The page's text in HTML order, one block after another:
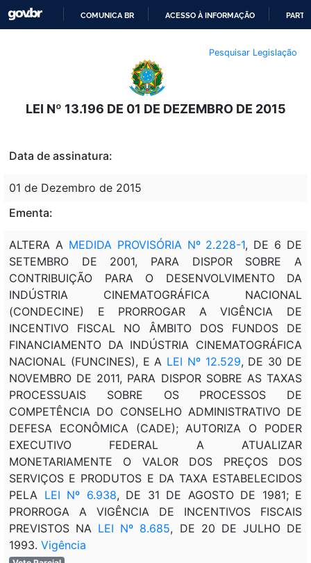
O
CONTEÚDO
COMUNICA BR ACESSO À INFORMAÇÃO
Pesquisar Legislação
LEI Nº 13.196 DE 01 DE DEZEMBRO DE 2015
Data de assinatura:
01 de Dezembro de 2015
Ementa:
ALTERA A MEDIDA PROVISÓRIA Nº 2.228-1, DE 6 DE
SETEMBRO DE 2001, PARA DISPOR SOBRE A
CONTRIBUIÇÃO PARA O DESENVOLVIMENTO DA
INDÚSTRIA CINEMATOGRÁFICA NACIONAL
(CONDECINE) E PRORROGAR A VIGÊNCIA DE
INCENTIVO FISCAL NO ÂMBITO DOS FUNDOS DE
FINANCIAMENTO DA INDÚSTRIA CINEMATOGRÁFICA
NACIONAL (FUNCINES), E A LEI Nº 12.529, DE 30 DE
NOVEMBRO DE 2011, PARA DISPOR SOBRE AS TAXAS
PROCESSUAIS SOBRE OS PROCESSOS DE
COMPETÊNCIA DO CONSELHO ADMINISTRATIVO DE
DEFESA ECONÔMICA (CADE); AUTORIZA O PODER
EXECUTIVO FEDERAL A ATUALIZAR
MONETARIAMENTE O VALOR DOS PREÇOS DOS
SERVIÇOS E PRODUTOS E DA TAXA ESTABELECIDOS
PELA LEI Nº 6.938, DE 31 DE AGOSTO DE 1981; E
PRORROGA A VIGÊNCIA DE INCENTIVOS FISCAIS
PREVISTOS NA LEI Nº 8.685, DE 20 DE JULHO DE
1993. Vigência